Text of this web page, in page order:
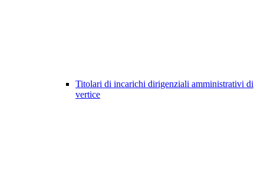
Titolari di incarichi dirigenziali amministrativi di
vertice